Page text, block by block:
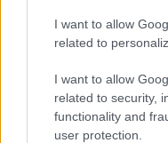
I want to allow
related to
I want to allow
related to security,
functionality and
user protection.
Korábbi